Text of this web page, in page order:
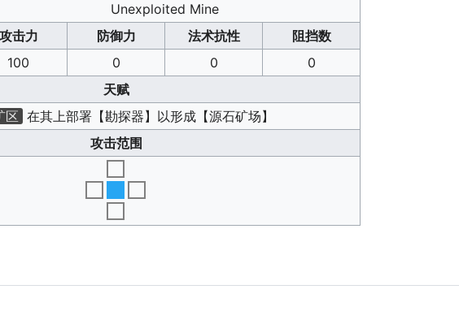
Unexploited Mine
攻击力 防御力 法术抗性
阻挡数
100 0 0
0
天赋
区 在其上部署【勘探器】以形成【源石矿场】
攻击范围